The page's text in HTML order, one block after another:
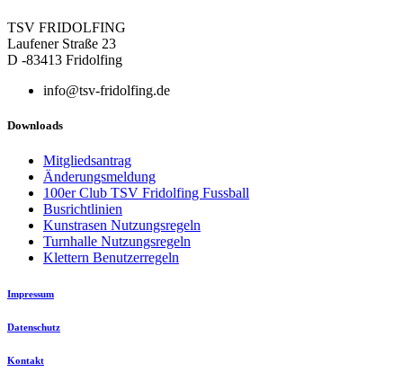
TSV FRIDOLFING
Laufener Straße 23
D -83413 Fridolfing
info@tsv-fridolfing.de
Downloads
Mitgliedsantrag
Änderungsmeldung
100er Club TSV Fridolfing Fussball
Busrichtlinien
Kunstrasen Nutzungsregeln
Turnhalle Nutzungsregeln
Klettern Benutzerregeln
Impressum
Datenschutz
Kontakt